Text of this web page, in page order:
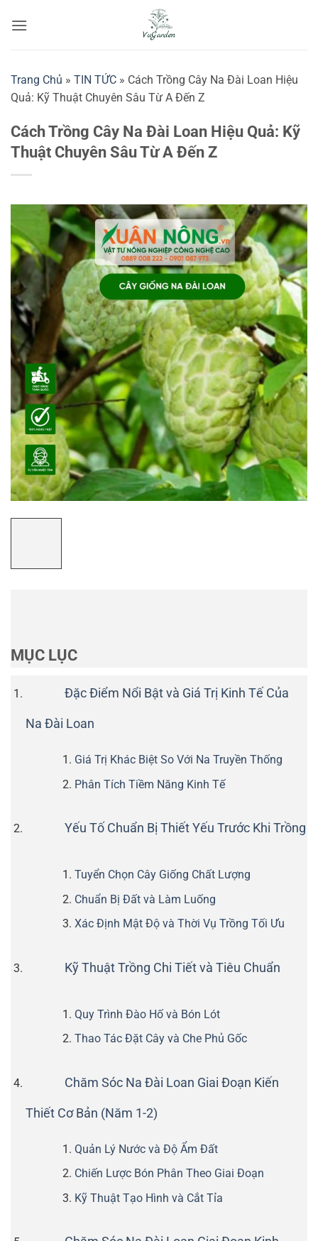
qua
Trang Chủ » TIN TỨC » Cách Trồng Cây Na Đài Loan Hiệu
Quả: Kỹ Thuật Chuyên Sâu Từ A Đến Z
Cách Trồng Cây Na Đài Loan Hiệu Quả: Kỹ
Thuật Chuyên Sâu Từ A Đến Z
MỤC LỤC
Đặc Điểm Nổi Bật và Giá Trị Kinh Tế Của
Na Đài Loan
Giá Trị Khác Biệt So Với Na Truyền Thống
Phân Tích Tiềm Năng Kinh Tế
Yếu Tố Chuẩn Bị Thiết Yếu Trước Khi Trồng
Tuyển Chọn Cây Giống Chất Lượng
Chuẩn Bị Đất và Làm Luống
Xác Định Mật Độ và Thời Vụ Trồng Tối Ưu
Kỹ Thuật Trồng Chi Tiết và Tiêu Chuẩn
Quy Trình Đào Hố và Bón Lót
Thao Tác Đặt Cây và Che Phủ Gốc
Chăm Sóc Na Đài Loan Giai Đoạn Kiến
Thiết Cơ Bản (Năm 1-2)
Quản Lý Nước và Độ Ẩm Đất
Chiến Lược Bón Phân Theo Giai Đoạn
Kỹ Thuật Tạo Hình và Cắt Tỉa